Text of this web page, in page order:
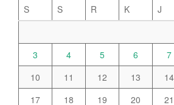
S
S R K J
3
4 5 6 7
10
11 12 13 14
17
18 19 20 21